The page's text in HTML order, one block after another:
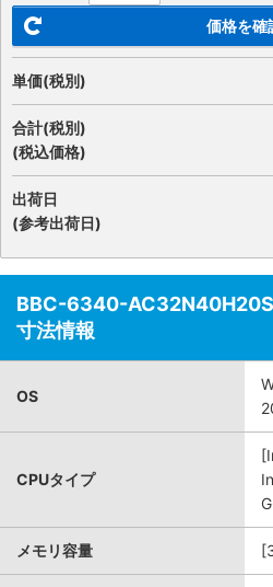
価格を確
単価(税別)
合計(税別)
(税込価格)
出荷日
(参考出荷日)
BBC-6340-
寸法情報
OS
CPUタイプ
メモリ容量